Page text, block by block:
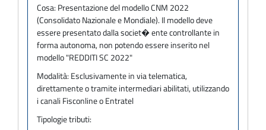
Cosa: Presentazione del modello CNM 2022
(Consolidato Nazionale e Mondiale). Il modello deve
essere presentato dalla societ� ente controllante in
forma autonoma, non potendo essere inserito nel
modello "REDDITI SC 2022"
Modalità: Esclusivamente in via telematica,
direttamente o tramite intermediari abilitati, utilizzando
i canali Fisconline o Entratel
Tipologie tributi: